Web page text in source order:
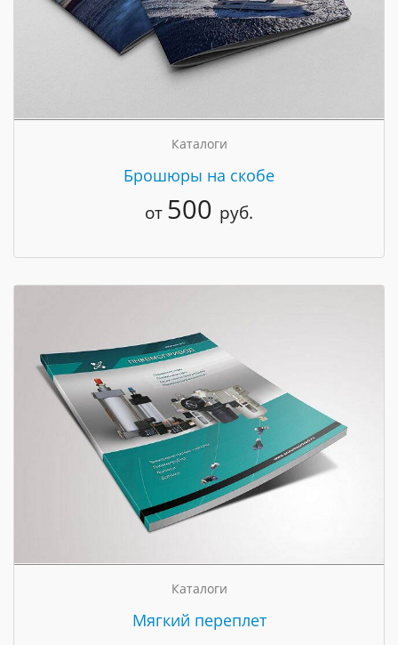
Каталоги
Брошюры на скобе
от 500 руб.
Каталоги
Мягкий переплет